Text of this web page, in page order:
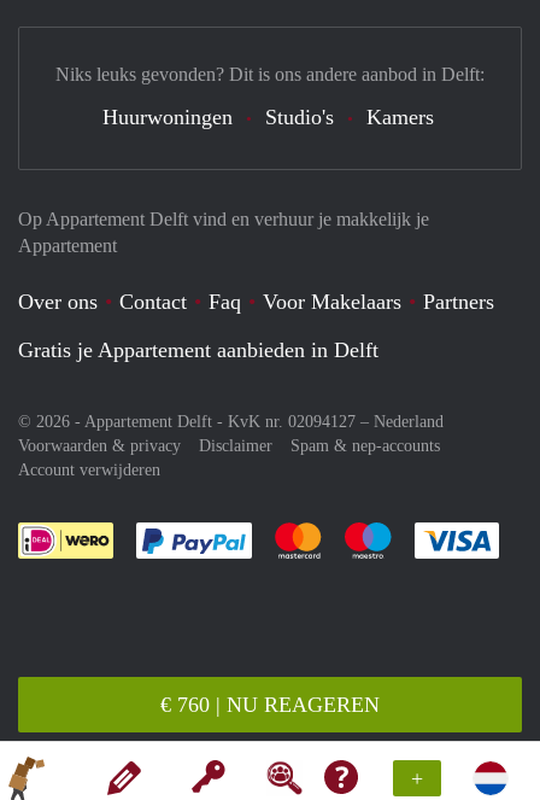
+
€ 760 | NU REAGEREN
Op Appartement Delft vind en verhuur je makkelijk je
Appartement
Over ons Contact Faq Voor Makelaars
Partners
Gratis je Appartement aanbieden in Delft
© 2026 - Appartement Delft - KvK nr. 02094127 – Nederland
Voorwaarden & privacy
Disclaimer
Spam & nep-accounts
Account verwijderen
Je rekent gemakkelijk af met Paypal
Je rekent gemakkelijk af met
Je rekent
Niks leuks gevonden? Dit is ons andere aanbod in Delft:
Huurwoningen Studio's Kamers